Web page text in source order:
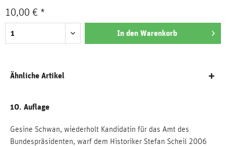
10,00 € *
In den Warenkorb
Ähnliche Artikel
10. Auflage
Gesine Schwan, wiederholt Kandidatin für das Amt des
Bundespräsidenten, warf dem Historiker Stefan Scheil 2006